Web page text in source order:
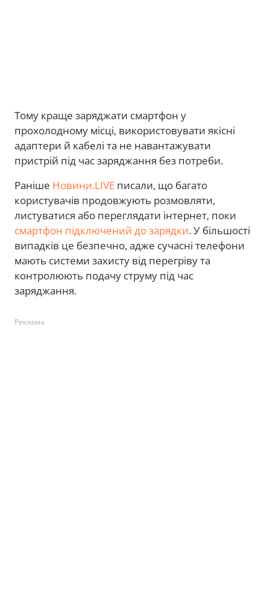
Тому краще заряджати смартфон у
прохолодному місці, використовувати якісні
адаптери й кабелі та не навантажувати
пристрій під час заряджання без потреби.
Раніше Новини.LIVE писали, що багато
користувачів продовжують розмовляти,
листуватися або переглядати інтернет, поки
смартфон підключений до зарядки. У більшості
випадків це безпечно, адже сучасні телефони
мають системи захисту від перегріву та
контролюють подачу струму під час
заряджання.
Реклама